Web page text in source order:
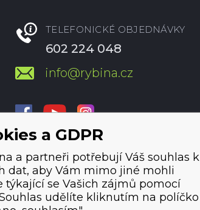
TELEFONICKÉ OBJEDNÁVKY
602 224 048
info@rybina.cz
a GDPR
a partneři potřebují Váš souhlas k
dat, aby Vám mimo jiné mohli
týkající se Vašich zájmů pomocí
udělíte kliknutím na políčko